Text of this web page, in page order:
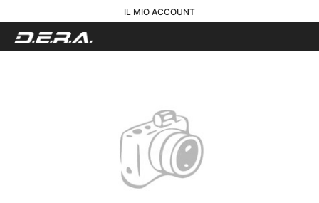
IL MIO ACCOUNT